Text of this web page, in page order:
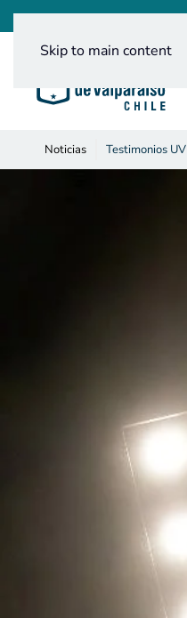
Skip to main content
Noticias Testimonios UV